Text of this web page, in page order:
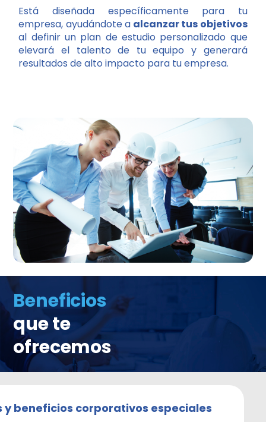
Está diseñada específicamente para tu
empresa, ayudándote a alcanzar tus objetivos
al definir un plan de estudio personalizado que
elevará el talento de tu equipo y generará
resultados de alto impacto para tu empresa.
Beneficios
que te
ofrecemos
y beneficios corporativos especiales